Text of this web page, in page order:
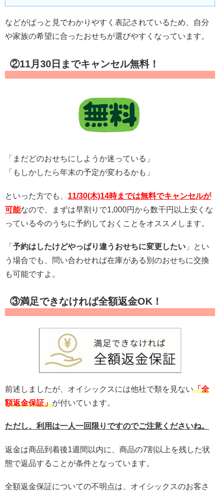
などがぱっと見でわかりやすく表記されているため、自分
や家族の希望に合ったおせちが選びやすくなっています。
②11月30日までキャンセル無料！
「まだどのおせちにしようか迷っている」
「もしかしたら年末の予定が変わるかも」
といった方でも、 11/30(木)14時までは無料でキャンセルが
可能なので、まずは早割りで1,000円から数千円以上安くな
っている今のうちに予約しておくことをオススメします。
「 予約はしたけどやっぱり違うおせちに変更したい 」とい
う場合でも、問い合わせれば在庫がある別のおせちに交換
も可能ですよ。
③満足できなければ全額返金OK！
前述しましたが、オイシックスには他社で類を見ない「全
額返金保証」が付いています。
ただし、利用は一人一回限りですのでご注意くださいね。
返金は商品到着後1週間以内に、商品の7割以上を残した状
態で返品することが条件となっています。
全額返金保証についての不明点は、オイシックスのお客さ